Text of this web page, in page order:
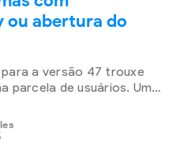
ou abertura do
a versão 47 trouxe
parcela de usuários. Um
proxy pelo protocolo
bug mais reportado
navegador, ou ele não